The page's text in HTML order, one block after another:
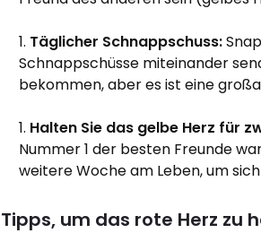
Täglicher Schnappschuss:
Schnappschüsse miteinander
bekommen, aber es ist eine
Halten Sie das gelbe Herz für
Nummer 1 der besten Freunde
weitere Woche am Leben, um
Tipps, um das rote Herz zu